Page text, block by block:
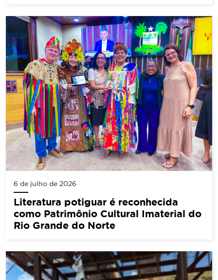
6 de julho de 2026
Literatura potiguar é reconhecida
como Patrimônio Cultural Imaterial do
Rio Grande do Norte